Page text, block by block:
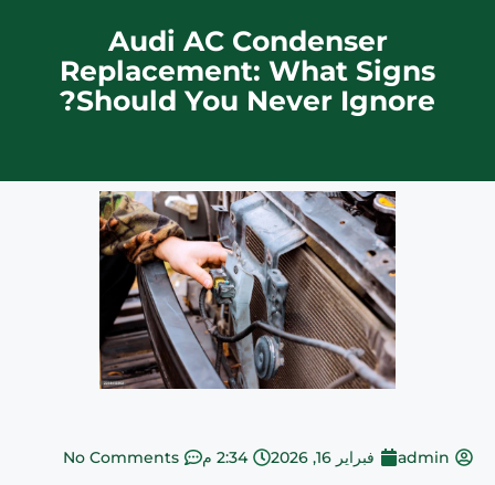
Audi AC Condenser
Replacement: What Signs
Should You Never Ignore?
admin فبراير 16, 2026 2:34 م No Comments